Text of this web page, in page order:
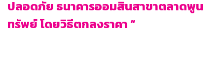
ปลอดภัย ธนาคารออมสินสาขาตลาดพูน
ทรัพย์ โดยวิธีตกลงราคา “